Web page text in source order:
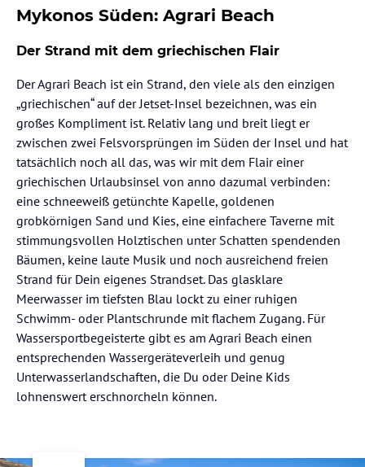
Mykonos Süden: Agrari Beach
Der Strand mit dem griechischen Flair
Der Agrari Beach ist ein Strand, den viele als den einzigen
„griechischen“ auf der Jetset-Insel bezeichnen, was ein
großes Kompliment ist. Relativ lang und breit liegt er
zwischen zwei Felsvorsprüngen im Süden der Insel und hat
tatsächlich noch all das, was wir mit dem Flair einer
griechischen Urlaubsinsel von anno dazumal verbinden:
eine schneeweiß getünchte Kapelle, goldenen
grobkörnigen Sand und Kies, eine einfachere Taverne mit
stimmungsvollen Holztischen unter Schatten spendenden
Bäumen, keine laute Musik und noch ausreichend freien
Strand für Dein eigenes Strandset. Das glasklare
Meerwasser im tiefsten Blau lockt zu einer ruhigen
Schwimm- oder Plantschrunde mit flachem Zugang. Für
Wassersportbegeisterte gibt es am Agrari Beach einen
entsprechenden Wassergeräteverleih und genug
Unterwasserlandschaften, die Du oder Deine Kids
lohnenswert erschnorcheln können.